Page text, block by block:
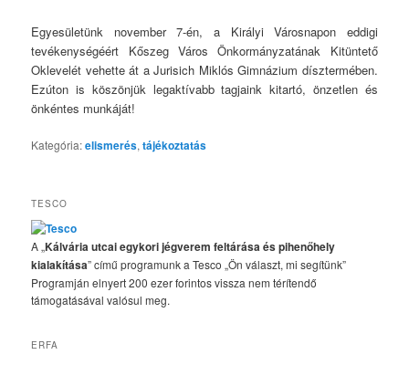
Egyesületünk november 7-én, a Királyi Városnapon eddigi
tevékenységéért Kőszeg Város Önkormányzatának Kitüntető
Oklevelét vehette át a Jurisich Miklós Gimnázium dísztermében.
Ezúton is köszönjük legaktívabb tagjaink kitartó, önzetlen és
önkéntes munkáját!
Kategória:elismerés,tájékoztatás
TESCO
A „Kálvária utcai egykori jégverem feltárása és pihenőhely
kialakítása” című programunk a Tesco „Ön választ, mi segítünk”
Programján elnyert 200 ezer forintos vissza nem térítendő
támogatásával valósul meg.
ERFA